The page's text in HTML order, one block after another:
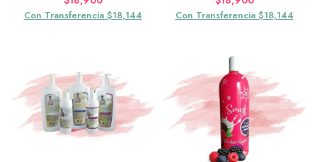
Con Transferencia $18,144 Con Transferencia $18,144